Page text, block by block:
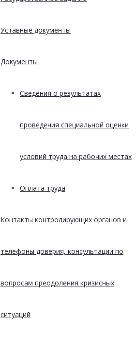
Уставные документы
Документы
Сведения о результатах
проведения специальной оценки
условий труда на рабочих местах
Оплата труда
Контакты контролирующих органов и
телефоны доверия, консультации по
вопросам преодоления кризисных
ситуаций